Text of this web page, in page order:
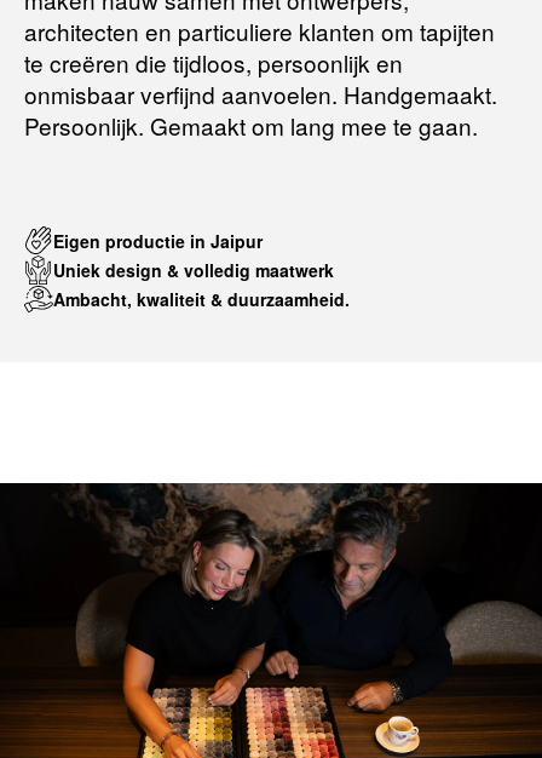
architecten en particuliere klanten om tapijten
te creëren die tijdloos, persoonlijk en
onmisbaar verfijnd aanvoelen. Handgemaakt.
Persoonlijk. Gemaakt om lang mee te gaan.
Eigen productie in Jaipur
Uniek design & volledig maatwerk
Ambacht, kwaliteit & duurzaamheid.